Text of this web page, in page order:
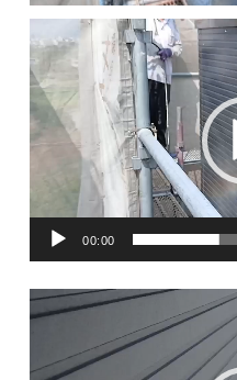
画
プ
レ
ヤ
00:00
動